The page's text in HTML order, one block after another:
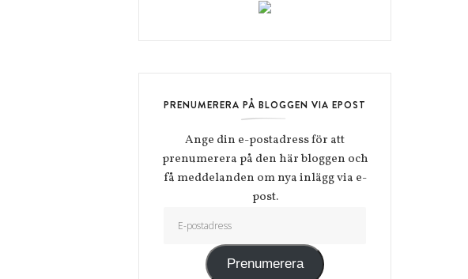
PRENUMERERA PÅ BLOGGEN VIA EPOST
Ange din e-postadress för att
prenumerera på den här bloggen och
få meddelanden om nya inlägg via e-
post.
Prenumerera